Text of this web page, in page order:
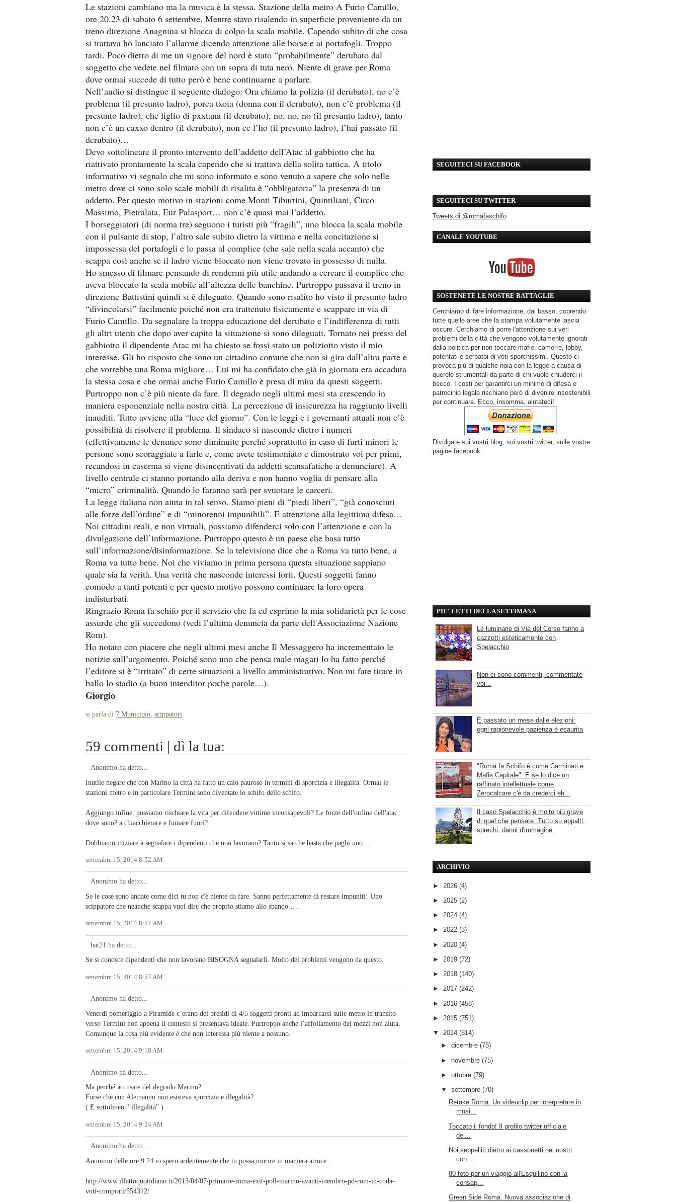
Le stazioni cambiano ma la musica è la stessa. Stazione della metro A Furio Camillo,
ore 20.23 di sabato 6 settembre. Mentre stavo risalendo in superficie proveniente da un
treno direzione Anagnina si blocca di colpo la scala mobile. Capendo subito di che cosa
si trattava ho lanciato l’allarme dicendo attenzione alle borse e ai portafogli. Troppo
tardi. Poco dietro di me un signore del nord è stato “probabilmente” derubato dal
soggetto che vedete nel filmato con un sopra di tuta nero. Niente di grave per Roma
dove ormai succede di tutto però è bene continuarne a parlare.
Nell’audio si distingue il seguente dialogo: Ora chiamo la polizia (il derubato), no c’è
problema (il presunto ladro), porca txoia (donna con il derubato), non c’è problema (il
presunto ladro), che figlio di pxxtana (il derubato), no, no, no (il presunto ladro), tanto
non c’è un caxxo dentro (il derubato), non ce l’ho (il presunto ladro), l’hai passato (il
derubato)…
Devo sottolineare il pronto intervento dell’addetto dell’Atac al gabbiotto che ha
riattivato prontamente la scala capendo che si trattava della solita tattica. A titolo
informativo vi segnalo che mi sono informato e sono venuto a sapere che solo nelle
metro dove ci sono solo scale mobili di risalita è “obbligatoria” la presenza di un
addetto. Per questo motivo in stazioni come Monti Tiburtini, Quintiliani, Circo
Massimo, Pietralata, Eur Palasport… non c’è quasi mai l’addetto.
I borseggiatori (di norma tre) seguono i turisti più “fragili”, uno blocca la scala mobile
con il pulsante di stop, l’altro sale subito dietro la vittima e nella concitazione si
impossessa del portafogli e lo passa al complice (che sale nella scala accanto) che
scappa così anche se il ladro viene bloccato non viene trovato in possesso di nulla.
Ho smesso di filmare pensando di rendermi più utile andando a cercare il complice che
aveva bloccato la scala mobile all’altezza delle banchine. Purtroppo passava il treno in
direzione Battistini quindi si è dileguato. Quando sono risalito ho visto il presunto ladro
“divincolarsi” facilmente poiché non era trattenuto fisicamente e scappare in via di
Furio Camillo. Da segnalare la troppa educazione del derubato e l’indifferenza di tutti
gli altri utenti che dopo aver capito la situazione si sono dileguati. Tornato nei pressi del
gabbiotto il dipendente Atac mi ha chiesto se fossi stato un poliziotto visto il mio
interesse. Gli ho risposto che sono un cittadino comune che non si gira dall’altra parte e
che vorrebbe una Roma migliore… Lui mi ha confidato che già in giornata era accaduta
la stessa cosa e che ormai anche Furio Camillo è presa di mira da questi soggetti.
Purtroppo non c’è più niente da fare. Il degrado negli ultimi mesi sta crescendo in
maniera esponenziale nella nostra città. La percezione di insicurezza ha raggiunto livelli
inauditi. Tutto avviene alla “luce del giorno”. Con le leggi e i governanti attuali non c’è
possibilità di risolvere il problema. Il sindaco si nasconde dietro i numeri
(effettivamente le denunce sono diminuite perché soprattutto in caso di furti minori le
persone sono scoraggiate a farle e, come avete testimoniato e dimostrato voi per primi,
recandosi in caserma si viene disincentivati da addetti scansafatiche a denunciare). A
livello centrale ci stanno portando alla deriva e non hanno voglia di pensare alla
“micro” criminalità. Quando lo faranno sarà per svuotare le carceri.
La legge italiana non aiuta in tal senso. Siamo pieni di “piedi liberi”, “già conosciuti
alle forze dell’ordine” e di “minorenni impunibili”. E attenzione alla legittima difesa…
Noi cittadini reali, e non virtuali, possiamo difenderci solo con l’attenzione e con la
divulgazione dell’informazione. Purtroppo questo è un paese che basa tutto
sull’informazione/disinformazione. Se la televisione dice che a Roma va tutto bene, a
Roma va tutto bene. Noi che viviamo in prima persona questa situazione sappiano
quale sia la verità. Una verità che nasconde interessi forti. Questi soggetti fanno
comodo a tanti potenti e per questo motivo possono continuare la loro opera
indisturbati.
Ringrazio Roma fa schifo per il servizio che fa ed esprimo la mia solidarietà per le cose
assurde che gli succedono (vedi l’ultima denuncia da parte dell'Associazione Nazione
Rom).
Ho notato con piacere che negli ultimi mesi anche Il Messaggero ha incrementato le
notizie sull’argomento. Poiché sono uno che pensa male magari lo ha fatto perché
l’editore si è “irritato” di certe situazioni a livello amministrativo. Non mi fate tirare in
ballo lo stadio (a buon intenditor poche parole…).
Giorgio
si parla di 7 Municipio scippatori
59 commenti | dì la tua:
Anonimo ha detto...
Inutile negare che con Marino la città ha fatto un calo pauroso in termini di sporcizia e illegalità. Ormai le
stazioni metro e in particolare Termini sono diventate lo schifo dello schifo.
Aggiungo infine: possiamo rischiare la vita per difendere vittime inconsapevoli? Le forze dell'ordine dell'atac
dove sono? a chiacchierare e fumare fuori?
Dobbiamo iniziare a segnalare i dipendenti che non lavorano? Tanto si sa che basta che paghi uno...
settembre 15, 2014 8:52 AM
Anonimo ha detto...
Se le cose sono andate come dici tu non c'è niente da fare. Sanno perfettamente di restare impuniti! Uno
scippatore che neanche scappa vuol dire che proprio stiamo allo sbando ….
settembre 15, 2014 8:57 AM
bat21 ha detto...
Se si conosce dipendenti che non lavorano BISOGNA segnalarli. Molto dei problemi vengono da questo.
settembre 15, 2014 8:57 AM
Anonimo ha detto...
Venerdì pomeriggio a Piramide c’erano dei presidi di 4/5 soggetti pronti ad imbarcarsi sulle metro in transito
verso Termini non appena il contesto si presentava ideale. Purtroppo anche l’affollamento dei mezzi non aiuta.
Comunque la cosa più evidente è che non interessa più niente a nessuno.
settembre 15, 2014 9:18 AM
Anonimo ha detto...
Ma perché accusate del degrado Marino?
Forse che con Alemanno non esisteva sporcizia e illegalità?
( E sottolineo " illegalità" )
settembre 15, 2014 9:24 AM
Anonimo ha detto...
Anonimo delle ore 9.24 io spero ardentemente che tu possa morire in maniera atroce.
http://www.ilfattoquotidiano.it/2013/04/07/primarie-roma-exit-poll-marino-avanti-membro-pd-rom-in-coda-
voti-comprati/554312/
SEGUITECI SU FACEBOOK
SEGUITECI SU TWITTER
Tweets di @romafaschifo
CANALE YOUTUBE
SOSTENETE LE NOSTRE BATTAGLIE
Cerchiamo di fare informazione, dal basso, coprendo
tutte quelle aree che la stampa volutamente lascia
oscure. Cerchiamo di porre l'attenzione sui veri
problemi della città che vengono volutamente ignorati
dalla politica per non toccare mafie, camorre, lobby,
potentati e serbatoi di voti sporchissimi. Questo ci
provoca più di qualche noia con la legge a causa di
querele strumentali da parte di chi vuole chiuderci il
becco. I costi per garantirci un minimo di difesa e
patrocinio legale rischiano però di divenire insostenibili
per continuare. Ecco, insomma, aiutateci!
Divulgate sui vostri blog, sui vostri twitter, sulle vostre
pagine facebook.
PIU' LETTI DELLA SETTIMANA
Le luminarie di Via del Corso fanno a
cazzotti esteticamente con
Spelacchio
Non ci sono commenti, commentate
voi...
È passato un mese dalle elezioni:
ogni ragionevole pazienza è esaurita
"Roma fa Schifo è come Carminati e
Mafia Capitale". E se lo dice un
raffinato intellettuale come
Zerocalcare c'è da crederci eh...
Il caso Spelacchio è molto più grave
di quel che pensate. Tutto su appalti,
sprechi, danni d'immagine
ARCHIVIO
► 2026 (4)
► 2025 (2)
► 2024 (4)
► 2022 (3)
► 2020 (4)
► 2019 (72)
► 2018 (140)
► 2017 (242)
► 2016 (458)
► 2015 (751)
▼ 2014 (814)
► dicembre (75)
► novembre (75)
► ottobre (79)
▼ settembre (70)
Retake Roma. Un videoclip per interpretare in
musi...
Toccato il fondo! Il profilo twitter ufficiale
del...
Noi seppelliti dietro ai cassonetti nei nostri
con...
80 foto per un viaggio all'Esquilino con la
consap...
Green Side Roma. Nuova associazione di